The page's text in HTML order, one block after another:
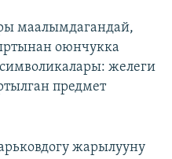
маалымдагандай,
оюнчукка
желеги
предмет
жарылууну